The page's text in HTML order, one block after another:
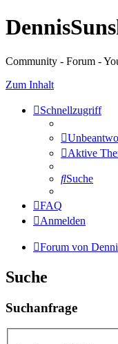
Community - Forum -
Zum Inhalt
Schnellzugriff
Aktive
Suche
FAQ
Anmelden
Forum von
Suche
Suchanfrage